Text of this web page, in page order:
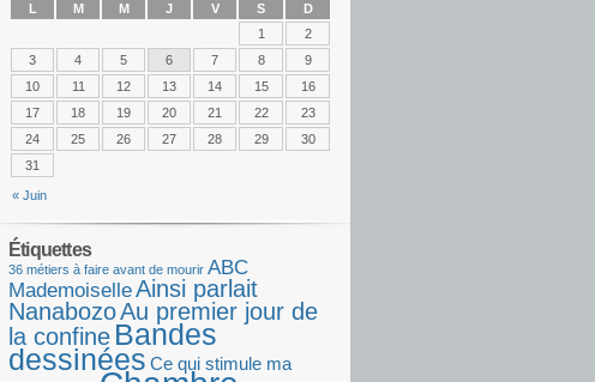
L M M J V S D
« Juin
1
2
3
4 5 6 7 8
9
10
11 12 13 14 15
16
17
18 19 20 21 22
23
24
25 26 27 28 29
30
31
Étiquettes
36 métiers à faire avant de mourir ABC
MademoiselleAinsi parlait
NanabozoAu premier jour de
la confine Bandes
dessinées Ce qui stimule ma